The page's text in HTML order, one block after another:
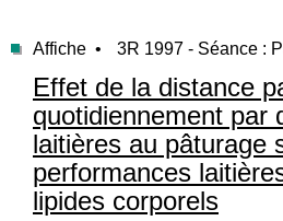
Affiche • 3R 1997 - Séance :
Effet de la distance
quotidiennement par
laitières au pâturage
performances
lipides corporels